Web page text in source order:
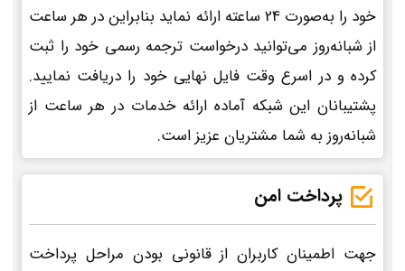
خود را به‌صورت 24 ساعته ارائه نماید بنابراین در هر ساعت
از شبانه‌روز می‌توانید درخواست ترجمه رسمی خود را ثبت
کرده و در اسرع وقت فایل نهایی خود را دریافت نمایید.
پشتیبانان این شبکه آماده ارائه خدمات در هر ساعت از
شبانه‌روز به شما مشتریان عزیز است.
پرداخت امن
جهت اطمینان کاربران از قانونی بودن مراحل پرداخت